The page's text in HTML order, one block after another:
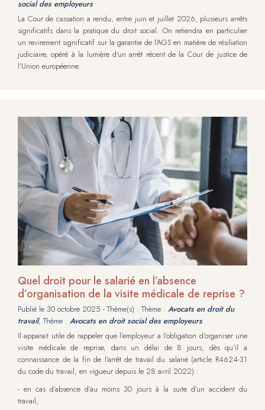
social des employeurs
La Cour de cassation a rendu, entre juin et juillet 2026, plusieurs arrêts
significatifs dans la pratique du droit social. On retiendra en particulier
un revirement significatif sur la garantie de l'AGS en matière de résiliation
judiciaire, opéré à la lumière d'un arrêt récent de la Cour de justice de
l'Union européenne.
Quel droit pour le salarié en l’absence
d’organisation de la visite médicale de reprise ?
Publié le 30 octobre 2025 - Thème(s) : Thème : Avocats en droit du
travail, Thème : Avocats en droit social des employeurs
Il apparait utile de rappeler que l’employeur a l’obligation d’organiser une
visite médicale de reprise, dans un délai de 8 jours, dès qu’il a
connaissance de la fin de l’arrêt de travail du salarié (article R4624-31
du code du travail, en vigueur depuis le 28 avril 2022) :
- en cas d’absence d’au moins 30 jours à la suite d’un accident du
travail,